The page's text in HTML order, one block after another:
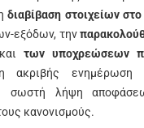
διαβίβαση στοιχείων
εξόδων, την
των υποχρεώσεων
η ακριβής ενημέρωση
η σωστή λήψη
κανονισμούς.